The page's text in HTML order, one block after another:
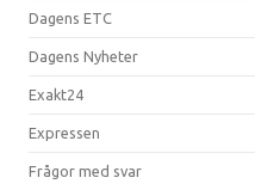
Dagens ETC
Dagens Nyheter
Exakt24
Expressen
Frågor med svar